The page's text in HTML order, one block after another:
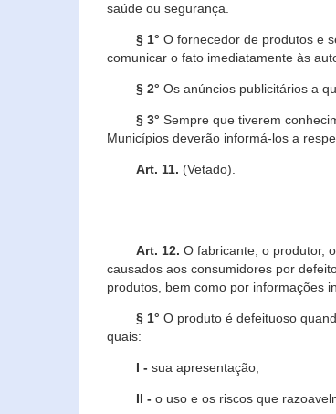
saúde ou segurança.
§ 1° O fornecedor de produtos e
comunicar o fato imediatamente às
§ 2° Os anúncios publicitários a
§ 3° Sempre que tiverem
Municípios deverão informá-los a
Art. 11. (Vetado).
Art. 12. O fabricante, o produtor,
causados aos consumidores por
produtos, bem como por informações
§ 1° O produto é defeituoso
quais:
I - sua apresentação;
II - o uso e os riscos que